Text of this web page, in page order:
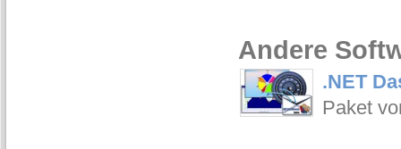
Andere
.NET
Paket